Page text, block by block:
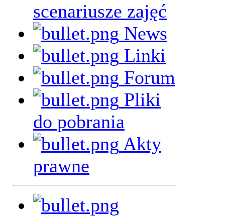
scenariusze zajęć
News
Linki
Forum
Pliki
do pobrania
Akty
prawne